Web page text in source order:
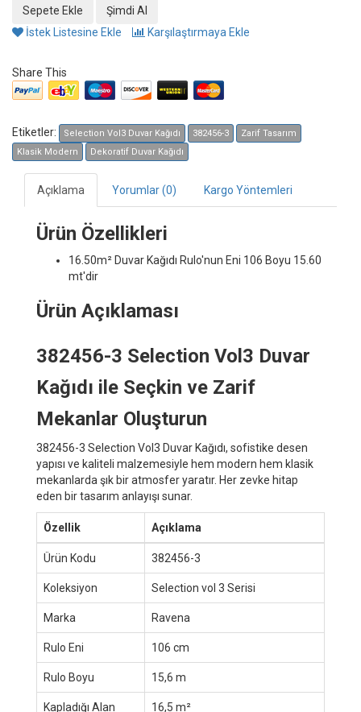
İstek Listesine Ekle Karşılaştırmaya Ekle
Share This
Etiketler: Selection Vol3 Duvar Kağıdı 382456-3
Zarif Tasarım
Klasik Modern
Dekoratif Duvar Kağıdı
Açıklama Yorumlar (0) Kargo Yöntemleri
Ürün Özellikleri
16.50m² Duvar Kağıdı Rulo'nun Eni 106 Boyu 15.60
mt'dir
Ürün Açıklaması
382456-3 Selection Vol3 Duvar
Kağıdı ile Seçkin ve Zarif
Mekanlar Oluşturun
382456-3 Selection Vol3 Duvar Kağıdı, sofistike desen
yapısı ve kaliteli malzemesiyle hem modern hem klasik
mekanlarda şık bir atmosfer yaratır. Her zevke hitap
eden bir tasarım anlayışı sunar.
Özellik Açıklama
Ürün Kodu 382456-3
Koleksiyon Selection vol 3 Serisi
Marka Ravena
Rulo Eni 106 cm
Rulo Boyu 15,6 m
Kapladığı Alan 16,5 m²